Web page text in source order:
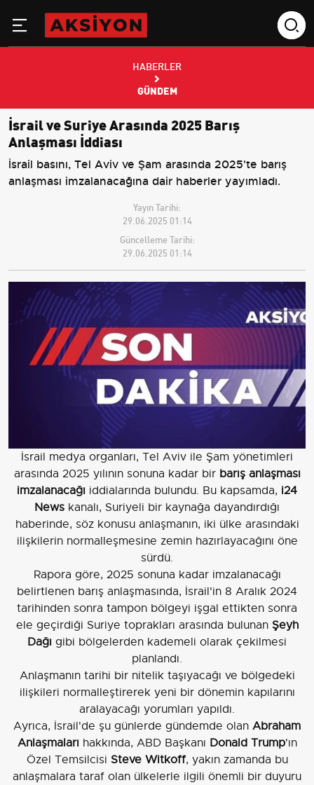
HABERLER
GÜNDEM
İsrail ve Suriye Arasında 2025 Barış
Anlaşması İddiası
İsrail basını, Tel Aviv ve Şam arasında 2025'te barış
anlaşması imzalanacağına dair haberler yayımladı.
Yayın Tarihi:
29.06.2025 01:14
Güncelleme Tarihi:
29.06.2025 01:14
İsrail medya organları, Tel Aviv ile Şam yönetimleri
arasında 2025 yılının sonuna kadar bir barış anlaşması
imzalanacağı iddialarında bulundu. Bu kapsamda, i24
News kanalı, Suriyeli bir kaynağa dayandırdığı
haberinde, söz konusu anlaşmanın, iki ülke arasındaki
ilişkilerin normalleşmesine zemin hazırlayacağını öne
sürdü.
Rapora göre, 2025 sonuna kadar imzalanacağı
belirtlenen barış anlaşmasında, İsrail'in 8 Aralık 2024
tarihinden sonra tampon bölgeyi işgal ettikten sonra
ele geçirdiği Suriye toprakları arasında bulunan Şeyh
Dağı gibi bölgelerden kademeli olarak çekilmesi
planlandı.
Anlaşmanın tarihi bir nitelik taşıyacağı ve bölgedeki
ilişkileri normalleştirerek yeni bir dönemin kapılarını
aralayacağı yorumları yapıldı.
Ayrıca, İsrail'de şu günlerde gündemde olan Abraham
Anlaşmaları hakkında, ABD Başkanı Donald Trump'ın
Özel Temsilcisi Steve Witkoff, yakın zamanda bu
anlaşmalara taraf olan ülkelerle ilgili önemli bir duyuru